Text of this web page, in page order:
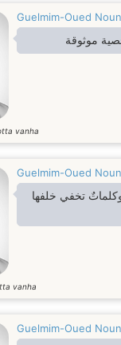
Guelmim-Oued Noun
موثوقة
vanha
Guelmim-Oued Noun
تخفي خلفها
vanha
Guelmim-Oued Noun